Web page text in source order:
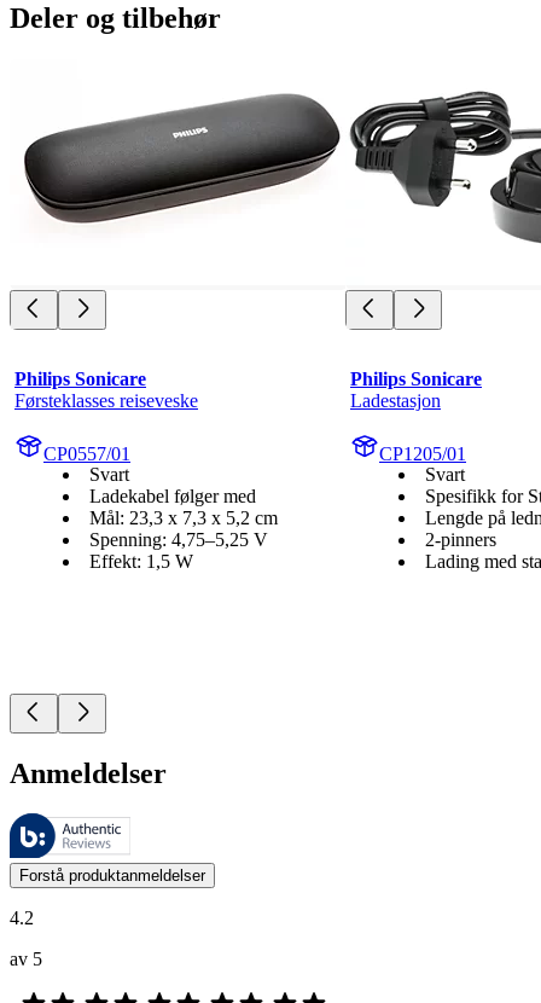
Deler og tilbehør
Philips Sonicare
Førsteklasses reiseveske
CP0557/01
Svart
Ladekabel følger med
Mål: 23,3 x 7,3 x 5,2 cm
Spenning: 4,75–5,25 V
Effekt: 1,5 W
Philips Sonicare
Ladestasjon
CP1205/01
Svart
Spesifikk for
Lengde på
2-pinners
Lading med
Anmeldelser
Disse anmeldelsene forvaltes av Bazaarvoice og overholder
Kundenes meninger i form av produkt- og stjernevurdering er
Forstå produktanmeldelser
4.2
av 5